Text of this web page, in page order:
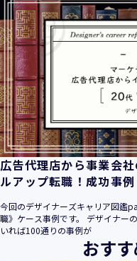
広告代理店から事業会
ルアップ転職！成功事例
今回のデザイナーズキャリア図鑑
職》ケース事例です。 デザイナー
いれば100通りの事例が
おす